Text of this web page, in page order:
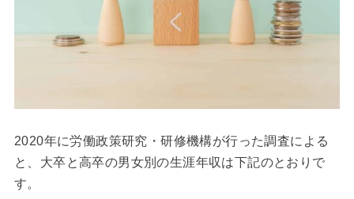
2020年に労働政策研究・研修機構が行った調査による
と、大卒と高卒の男女別の生涯年収は下記のとおりで
す。